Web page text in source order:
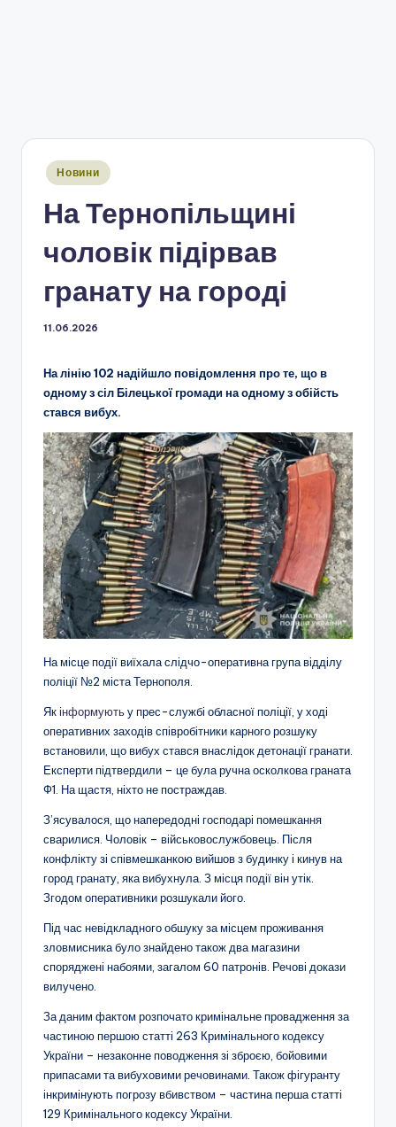
Опубліковано
Новини
На Тернопільщині
чоловік підірвав
гранату на городі
11.06.2026
На лінію 102 надійшло повідомлення про те, що в
одному з сіл Білецької громади на одному з обійсть
стався вибух.
На місце події виїхала слідчо-оперативна група відділу
поліції №2 міста Тернополя.
Якінформуютьу прес-службі обласної поліції, у ході
оперативних заходів співробітники карного розшуку
встановили, що вибух стався внаслідок детонації гранати.
Експерти підтвердили – це була ручна осколкова граната
Ф1. На щастя, ніхто не постраждав.
З’ясувалося, що напередодні господарі помешкання
сварилися. Чоловік – військовослужбовець. Після
конфлікту зі співмешканкою вийшов з будинку і кинув на
город гранату, яка вибухнула. З місця події він утік.
Згодом оперативники розшукали його.
Під час невідкладного обшуку за місцем проживання
зловмисника було знайдено також два магазини
споряджені набоями, загалом 60 патронів. Речові докази
вилучено.
За даним фактом розпочато кримінальне провадження за
частиною першою статті 263 Кримінального кодексу
України – незаконне поводження зі зброєю, бойовими
припасами та вибуховими речовинами. Також фігуранту
інкримінують погрозу вбивством – частина перша статті
129 Кримінального кодексу України.